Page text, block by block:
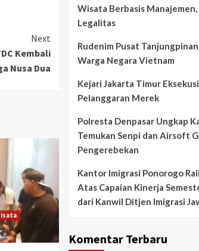
Next
Kembali
Nusa Dua
Wisata Berbasis Manajemen,
Legalitas
Rudenim Pusat
Warga Negara Vietnam
Kejari Jakarta Timur
Pelanggaran Merek
Polresta Denpasar Ungkap
Temukan Senpi dan Airsoft
Pengerebekan
Kantor Imigrasi Ponorogo
Atas Capaian Kinerja
dari Kanwil Ditjen Imigrasi
Komentar Terbaru